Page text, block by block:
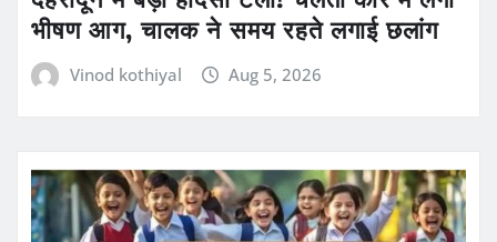
भीषण आग, चालक ने समय रहते लगाई छलांग
Vinod kothiyal Aug 5, 2026